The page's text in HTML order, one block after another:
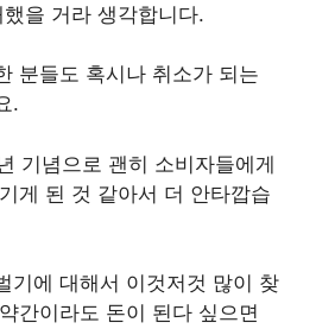
을 거라 생각합니다.
분들도 혹시나 취소가 되는
.
기념으로 괜히 소비자들에게
게 된 것 같아서 더 안타깝습
기에 대해서 이것저것 많이 찾
간이라도 돈이 된다 싶으면